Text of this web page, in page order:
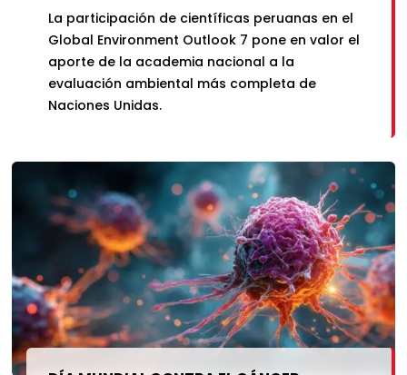
La participación de científicas peruanas en el
Global Environment Outlook 7 pone en valor el
aporte de la academia nacional a la
evaluación ambiental más completa de
Naciones Unidas.